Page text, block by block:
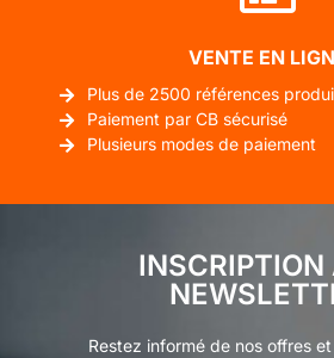
VENTE EN
Plus de 2500 références
Paiement par CB sécurisé
Plusieurs modes de paiement
INSCRIPTION
Restez informé de nos offres